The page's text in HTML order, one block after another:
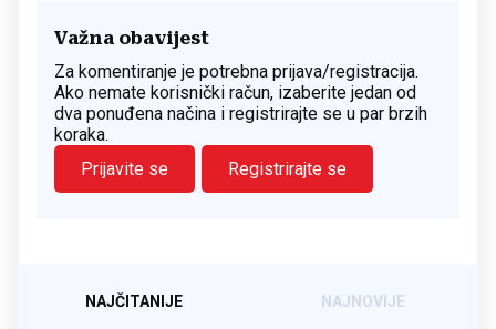
Važna obavijest
Za komentiranje je potrebna prijava/registracija.
Ako nemate korisnički račun, izaberite jedan od
dva ponuđena načina i registrirajte se u par brzih
koraka.
Prijavite se
Registrirajte se
NAJČITANIJE NAJNOVIJE